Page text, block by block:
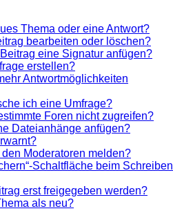
Thema oder eine Antwort?
bearbeiten oder löschen?
eine Signatur anfügen?
erstellen?
Antwortmöglichkeiten
ich eine Umfrage?
Foren nicht zugreifen?
Dateianhänge anfügen?
Moderatoren melden?
Schaltfläche beim Schreiben
erst freigegeben werden?
als neu?